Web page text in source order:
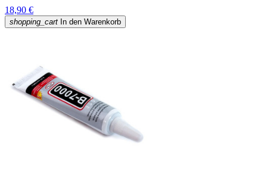
18,90 €
shopping_cart In den Warenkorb